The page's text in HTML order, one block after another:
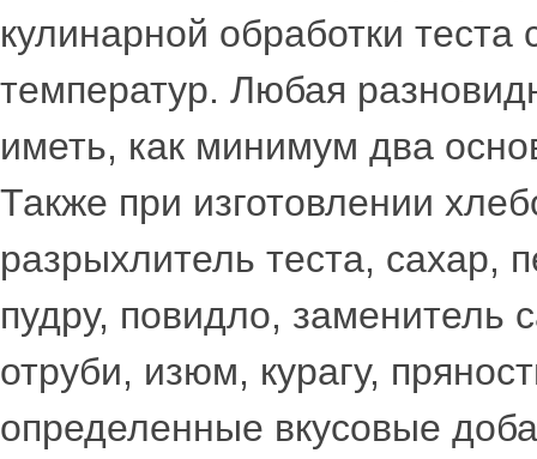
кулинарной обработки
температур. Любая
иметь, как минимум два
Также при изготовлении
разрыхлитель теста, сахар,
пудру, повидло, заменитель
отруби, изюм, курагу,
определенные вкусовые